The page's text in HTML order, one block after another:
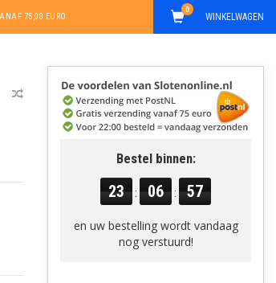
75,00 EURO WINKELWAGEN
0
Bestel binnen:
23 : 06 : 56
en uw bestelling wordt vandaag
nog verstuurd!